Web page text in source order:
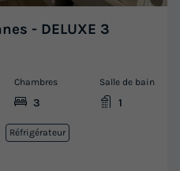
- DELUXE 3
Chambres
3
Salle de bain
1
Réfrigérateur